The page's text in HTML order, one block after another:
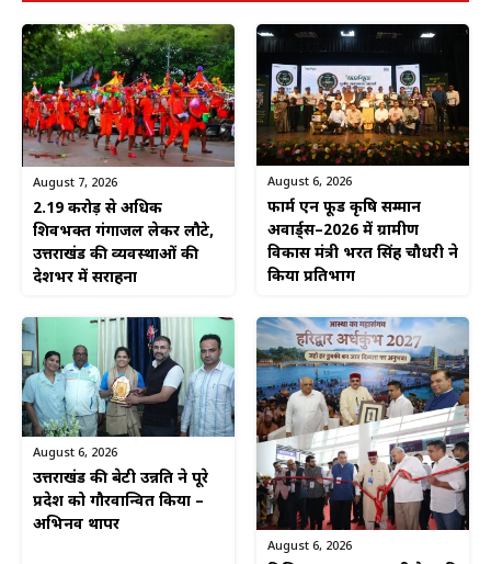
August 7, 2026
2.19 करोड़ से अधिक
शिवभक्त गंगाजल लेकर लौटे,
उत्तराखंड की व्यवस्थाओं की
देशभर में सराहना
August 6, 2026
फार्म एन फूड कृषि सम्मान
अवार्ड्स–2026 में ग्रामीण
विकास मंत्री भरत सिंह चौधरी ने
किया प्रतिभाग
August 6, 2026
उत्तराखंड की बेटी उन्नति ने पूरे
प्रदेश को गौरवान्वित किया –
अभिनव थापर
August 6, 2026